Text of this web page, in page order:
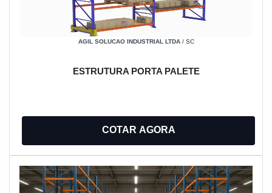
AGIL SOLUCAO INDUSTRIAL LTDA/ SC
ESTRUTURA PORTA PALETE
COTAR AGORA